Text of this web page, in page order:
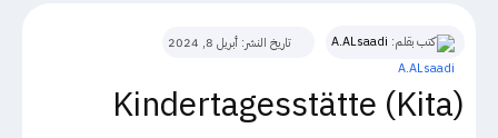
كتب بقلم: A.ALsaadi تاريخ النشر: أبريل 8, 2024
Kindertagesstätte (Kita)